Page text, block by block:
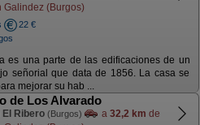
Galindez (Burgos)
22 €
es una parte de las edificaciones de un
señorial que data de 1856. La casa se
mejorar su hab ...
de Los Alvarado
El Ribero (Burgos) a 32,2 km de